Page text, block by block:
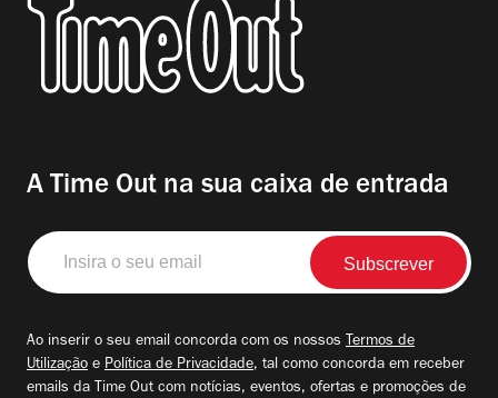
A Time Out na sua caixa de entrada
Insira
o
seu
Ao inserir o seu email concorda com os nossos Termos de
Utilização e Política de Privacidade, tal como concorda em receber
emails da Time Out com notícias, eventos, ofertas e promoções de